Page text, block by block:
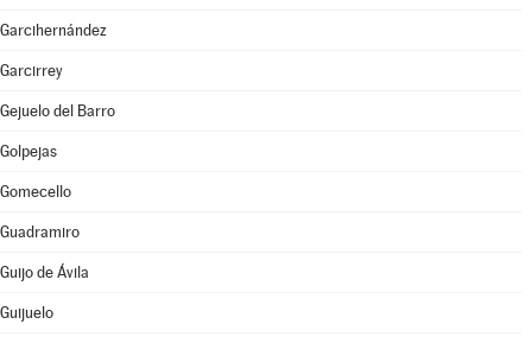
Garcihernández
Garcirrey
Gejuelo del Barro
Golpejas
Gomecello
Guadramiro
Guijo de Ávila
Guijuelo